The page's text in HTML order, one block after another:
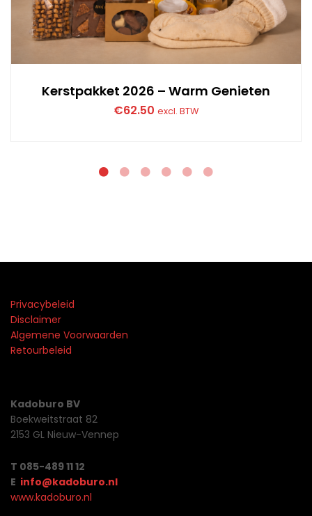
Kerstpakket 2026 – Warm Genieten
€62.50 excl. BTW
Privacybeleid
Disclaimer
Algemene Voorwaarden
Retourbeleid
Kadoburo BV
Boekweitstraat 82
2153 GL Nieuw-Vennep
T 085-489 11 12
E info@kadoburo.nl
www.kadoburo.nl